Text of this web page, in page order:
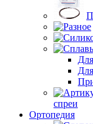
спреи
Ортопедия